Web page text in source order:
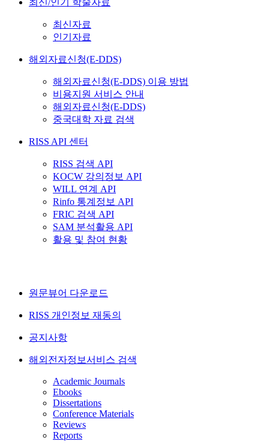
최신/인기 학술자료
최신자료
인기자료
해외자료신청(E-DDS)
해외자료신청(E-DDS) 이용 방법
비용지원 서비스 안내
해외자료신청(E-DDS)
중국대학 자료 검색
RISS API 센터
RISS 검색 API
KOCW 강의정보 API
WILL 연계 API
Rinfo 통계정보 API
FRIC 검색 API
SAM 분석활용 API
활용 및 참여 현황
원문뷰어 다운로드
RISS 개인정보 재동의
공지사항
해외전자정보서비스 검색
Academic Journals
Ebooks
Dissertations
Conference Materials
Reviews
Reports